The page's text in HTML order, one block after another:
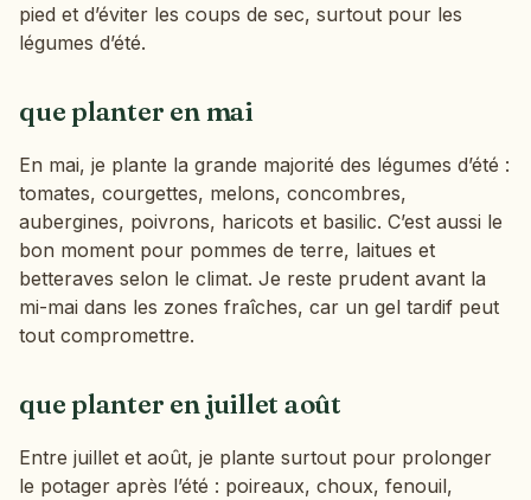
pied et d’éviter les coups de sec, surtout pour les
légumes d’été.
que planter en mai
En mai, je plante la grande majorité des légumes d’été :
tomates, courgettes, melons, concombres,
aubergines, poivrons, haricots et basilic. C’est aussi le
bon moment pour pommes de terre, laitues et
betteraves selon le climat. Je reste prudent avant la
mi-mai dans les zones fraîches, car un gel tardif peut
tout compromettre.
que planter en juillet août
Entre juillet et août, je plante surtout pour prolonger
le potager après l’été : poireaux, choux, fenouil,